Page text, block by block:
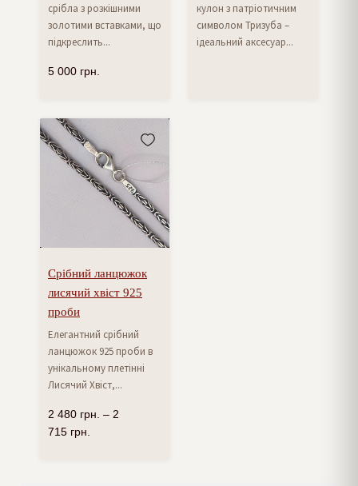
срібла з розкішними
золотими вставками, що
підкреслить...
5 000 грн.
кулон з патріотичним
символом Тризуба –
ідеальний аксесуар...
Срібний ланцюжок
лисячий хвіст 925
проби
Елегантний срібний
ланцюжок 925 проби в
унікальному плетінні
Лисячий Хвіст,...
2 480 грн. – 2
715 грн.